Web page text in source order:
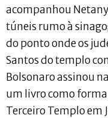
acompanhou
túneis rumo à
do ponto onde os
Santos do templo
Bolsonaro assinou
um livro como
Terceiro Templo em